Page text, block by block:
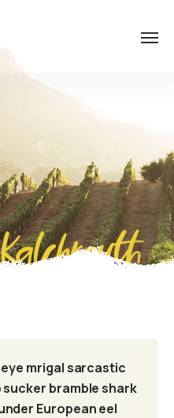
mrigal sarcastic
bramble shark
European eel